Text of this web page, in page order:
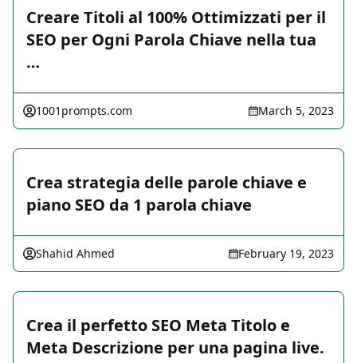
Creare Titoli al 100% Ottimizzati per il
SEO per Ogni Parola Chiave nella tua
…
1001prompts.com March 5, 2023
Crea strategia delle parole chiave e
piano SEO da 1 parola chiave
Shahid Ahmed February 19, 2023
Crea il perfetto SEO Meta Titolo e
Meta Descrizione per una pagina live.